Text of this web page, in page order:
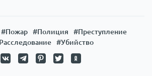
#Пожар #Полиция
#Преступление
#Убийство